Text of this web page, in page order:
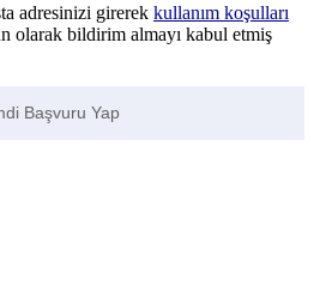
adresinizi girerek kullanım koşulları
olarak bildirim almayı kabul etmiş